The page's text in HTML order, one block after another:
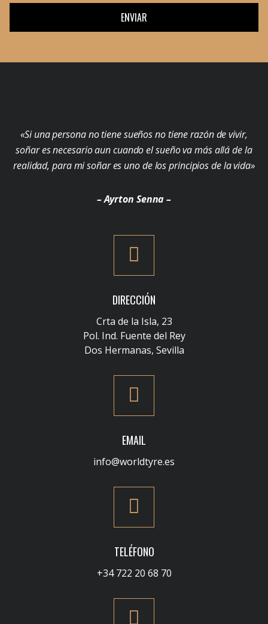
ENVIAR
«Si una persona no tiene sueños no tiene razón de vivir,
soñar es necesario aun cuando el sueño va más allá de la
realidad, para mi soñar es uno de los principios de la vida»
– Ayrton Senna –
DIRECCIÓN
Crta de la Isla, 23
Pol. Ind. Fuente del Rey
Dos Hermanas, Sevilla
EMAIL
info@worldtyre.es
TELÉFONO
+34 722 20 68 70